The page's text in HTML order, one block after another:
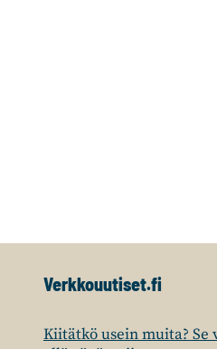
Verkkouutiset.fi
Kiitätkö usein muita? Se